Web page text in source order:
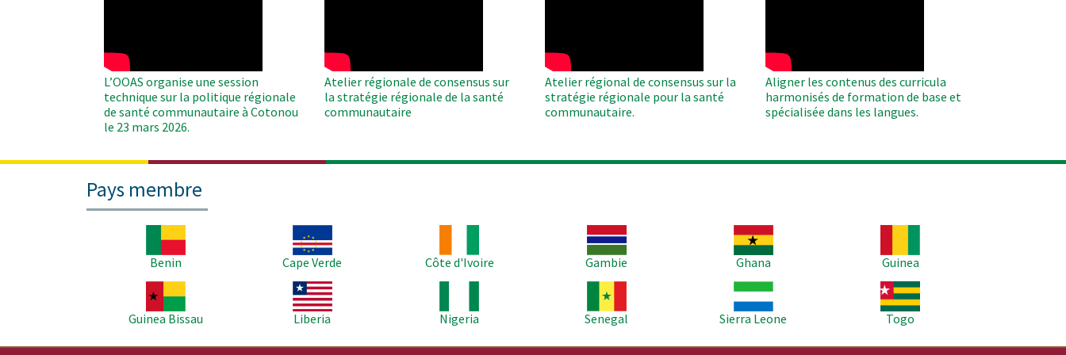
L’OOAS organise une session
technique sur la politique régionale
de santé communautaire à Cotonou
le 23 mars 2026.
Atelier régionale de consensus sur
la stratégie régionale de la santé
communautaire
Atelier régional de consensus sur la
stratégie régionale pour la santé
communautaire.
Aligner les contenus des curricula
harmonisés de formation de base et
spécialisée dans les langues.
Pays membre
Benin
Cape Verde
Côte d'Ivoire
Gambie
Ghana
Guinea
Guinea Bissau
Liberia
Nigeria
Senegal
Sierra Leone
Togo